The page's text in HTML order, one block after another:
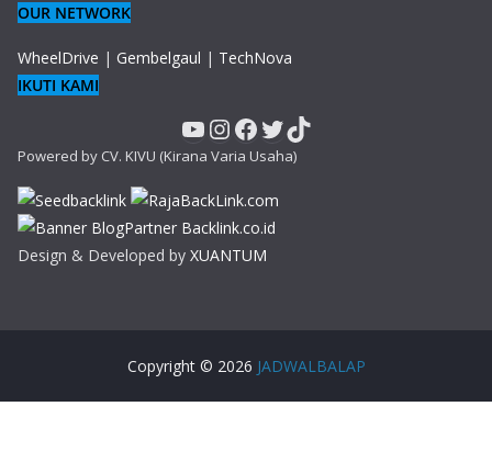
OUR NETWORK
WheelDrive | Gembelgaul | TechNova
IKUTI KAMI
YouTube
Instagram
Facebook
Twitter
TikTok
Powered by CV. KIVU (Kirana Varia Usaha)
Design & Developed by XUANTUM
Copyright © 2026 JADWALBALAP